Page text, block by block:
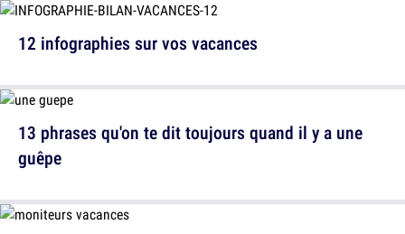
13 phrases qu'on te dit toujours quand il y a une
guêpe
12 infographies sur vos vacances